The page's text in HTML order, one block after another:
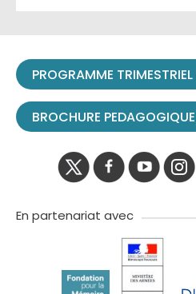
PROGRAMME TRIMESTRIEL
BROCHURE PEDAGOGIQUE
En partenariat avec